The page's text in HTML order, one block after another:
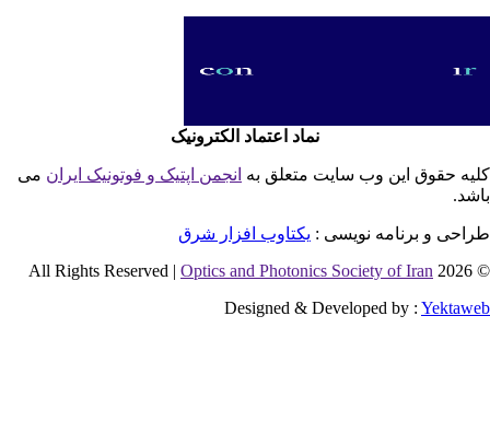
نماد اعتماد الکترونیک
حقوق این وب سایت متعلق بهانجمن اپتیک و فوتونیک ایران می
و برنامه نویسی : یکتاوب افزار شرق
©
Optics and Photonics Society of Iran
Designed & Developed by :